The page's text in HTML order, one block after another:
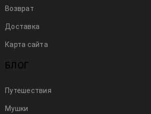
Возврат
Доставка
Карта сайта
БЛОГ
Путешествия
Мушки